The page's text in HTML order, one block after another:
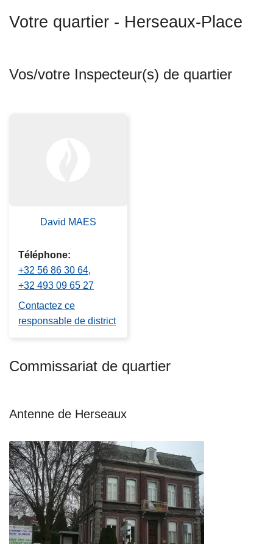
Votre quartier - Herseaux-Place
Vos/votre Inspecteur(s) de quartier
David MAES
Téléphone
+32 56 86 30 64
+32 493 09 65 27
Contactez ce
responsable de district
Commissariat de quartier
Antenne de Herseaux